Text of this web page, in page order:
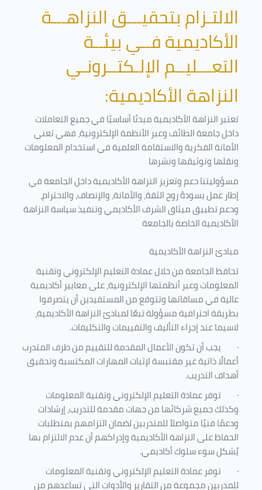
الالتـزام بتحقيـــق النزاهـــة
الأكاديمية فــي بيئــة
التعـــليــم الإلـكتــرونـي
النزاهة الأكاديمية:
تعتبر النزاهة الأكاديمية مبدئا أساسيًا في جميع التعاملات
داخل جامعة الطائف وعبر الأنظمة الإلكترونية، فهي تعني
الأمانة الفكرية والاستقامة العلمية في استخدام المعلومات
ونقلها وتوثيقها ونشرها
مسؤوليتنا دعم وتعزيز النزاهة الأكاديمية داخل الجامعة في
إطار عمل يسودهُ روح الثقة، والأمانة، والإنصاف، والاحترام،
ودعم تطبيق ميثاق الشرف الأكاديمي وتنفيذ سياسة النزاهة
الأكاديمية الخاصة بالجامعة
مبادئ النزاهة الأكاديمية
تحافظ الجامعة من خلال عمادة التعليم الإلكتروني وتقنية
المعلومات وعبر أنظمتها الإلكترونية، على معايير أكاديمية
عالية في مساقاتها وتتوقع من المستفيدين أن يتصرفوا
بطريقة احترافية مسؤولة تبعًا لمبادئ النزاهة الأكاديمية،
لاسيما عند إجراء التأليف والتقييمات والتكليفات.
· يجب أن تكون الأعمال المقدمة للتقييم من طرف المتدرب
أعمالًا ذاتية غير مقتبسة لإثبات المهارات المكتسبة وتحقيق
أهداف التدريب.
· توفر عمادة التعليم الإلكتروني وتقنية المعلومات
وكذلك جميع شركائها من جهات مقدمة للتدريب، إرشادات
ودعمًا فنيًا متواصلاً للمتدربين لضمان التزامهم بمتطلبات
الحفاظ على النزاهة الأكاديمية وإدراكهم أن عدم الالتزام بها
يُشكل سوء سلوك أكاديمي.
· توفر عمادة التعليم الإلكتروني وتقنية المعلومات
للمدربين مجموعة من التقارير والأدوات التي تساعدهم من